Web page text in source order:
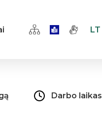
LT
Darbo laikas